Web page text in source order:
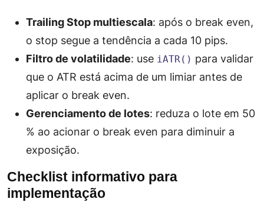
Trailing Stop multiescala: após o break even,
o stop segue a tendência a cada 10 pips.
Filtro de volatilidade: use iATR() para validar
que o ATR está acima de um limiar antes de
aplicar o break even.
Gerenciamento de lotes: reduza o lote em 50
% ao acionar o break even para diminuir a
exposição.
Checklist informativo para
implementação